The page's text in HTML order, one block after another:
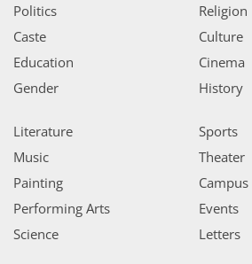
Politics
Caste
Education
Gender
Religion
Culture
Cinema
History
Literature
Music
Painting
Performing Arts
Science
Sports
Theater
Campus
Events
Letters